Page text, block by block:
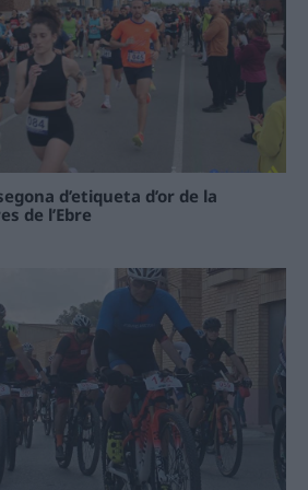
d’etiqueta d’or de la
de l’Ebre